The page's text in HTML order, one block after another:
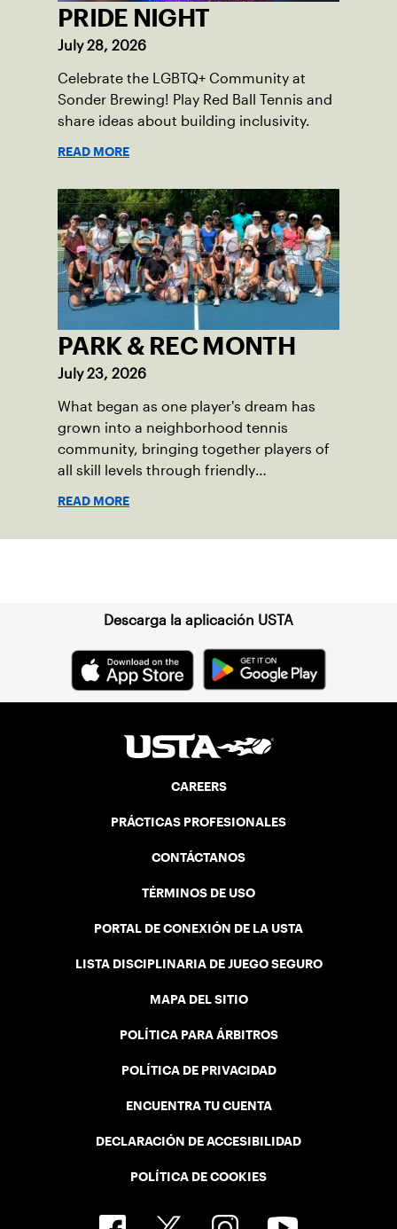
PRIDE NIGHT
July 28, 2026
Celebrate the LGBTQ+ Community at
Sonder Brewing! Play Red Ball Tennis and
share ideas about building inclusivity.
READ MORE
PARK & REC MONTH
July 23, 2026
What began as one player's dream has
grown into a neighborhood tennis
community, bringing together players of
all skill levels through friendly
READ MORE
Descarga la aplicación USTA
CAREERS
PRÁCTICAS PROFESIONALES
CONTÁCTANOS
TÉRMINOS DE USO
PORTAL DE CONEXIÓN DE LA USTA
LISTA DISCIPLINARIA DE JUEGO SEGURO
MAPA DEL SITIO
POLÍTICA PARA ÁRBITROS
POLÍTICA DE PRIVACIDAD
ENCUENTRA TU CUENTA
DECLARACIÓN DE ACCESIBILIDAD
POLÍTICA DE COOKIES